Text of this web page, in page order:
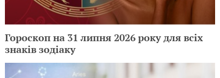
Гороскоп на 31 липня 2026 року для всіх
знаків зодіаку